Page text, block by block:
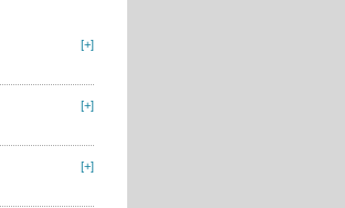
[+]
[+]
[+]